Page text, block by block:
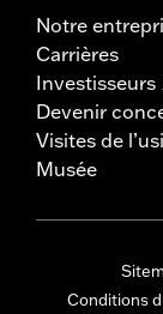
Notre
Carrières
Investisseurs
Devenir
Visites de
Musée
Conditions